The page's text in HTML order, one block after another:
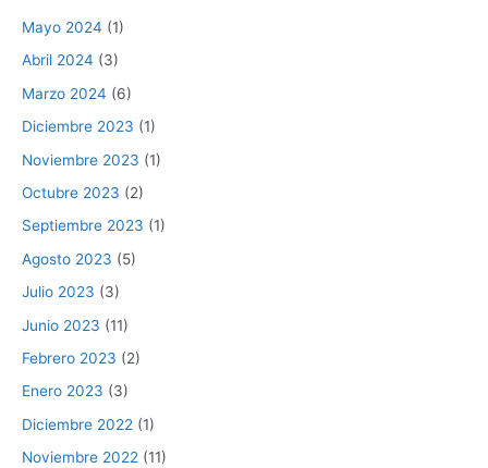
Mayo 2024 (1)
Abril 2024 (3)
Marzo 2024 (6)
Diciembre 2023 (1)
Noviembre 2023 (1)
Octubre 2023 (2)
Septiembre 2023 (1)
Agosto 2023 (5)
Julio 2023 (3)
Junio 2023 (11)
Febrero 2023 (2)
Enero 2023 (3)
Diciembre 2022 (1)
Noviembre 2022 (11)